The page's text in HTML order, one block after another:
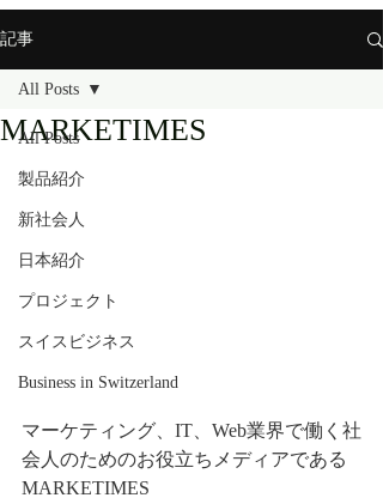
記事
All Posts
製品紹介
新社会人
日本紹介
プロジェクト
スイスビジネス
Business in Switzerland
All Posts
MARKETIMES
マーケティング、IT、Web業界で働く社
会人のためのお役立ちメディアである
MARKETIMES